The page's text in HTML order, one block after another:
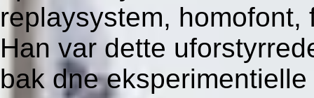
replaysystem,
Han var dette
bak dne